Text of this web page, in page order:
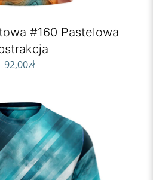
#160 Pastelowa
92,00zł